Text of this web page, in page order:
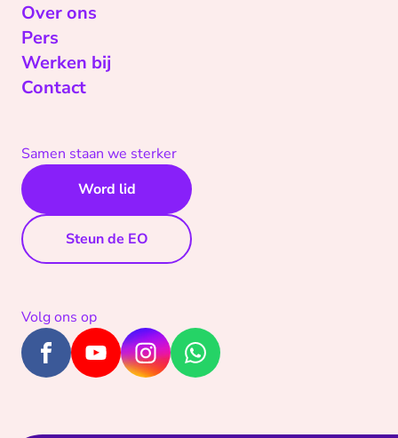
Over ons
Pers
Werken bij
Contact
Samen staan we sterker
Word lid
Steun de EO
Volg ons op